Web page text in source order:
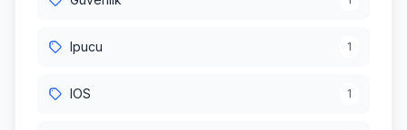
Ipucu 1
IOS 1